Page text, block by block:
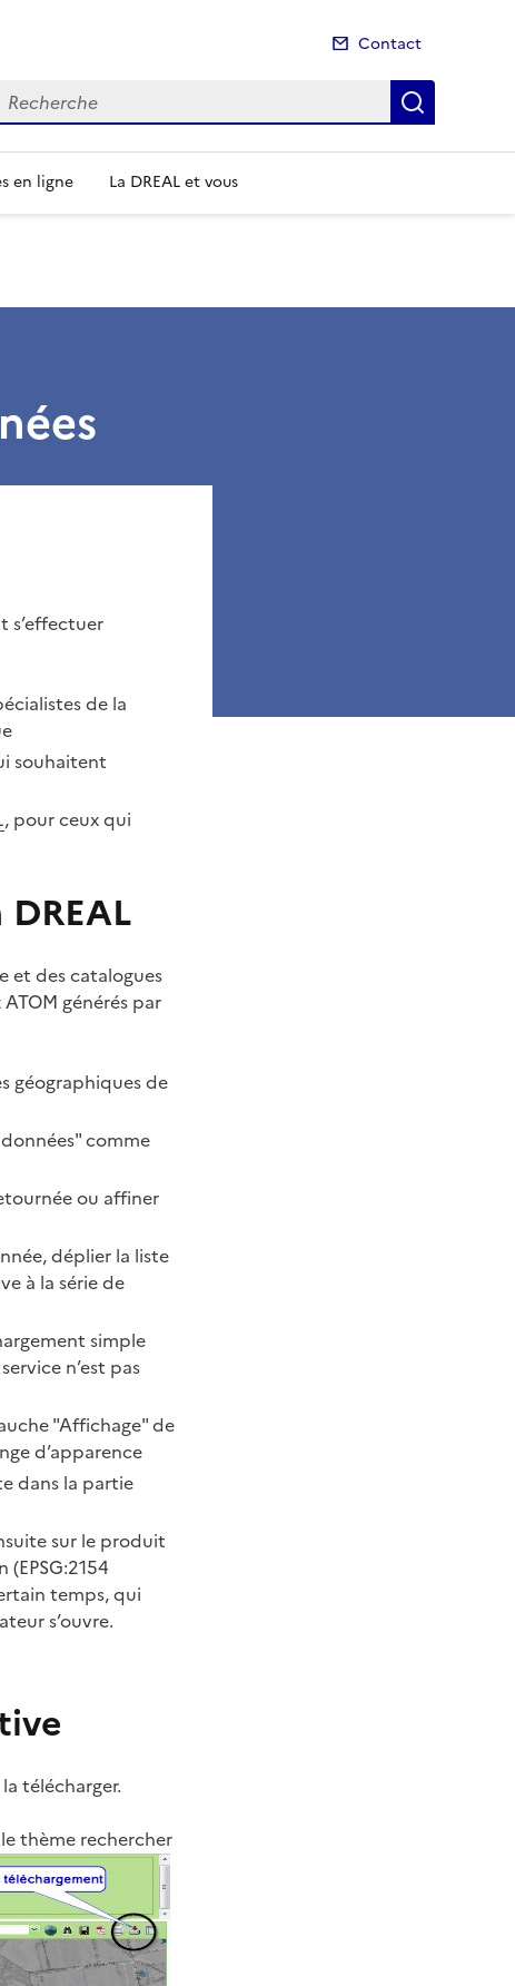
Contact
Recherche
en ligne La DREAL et vous
s’effectuer
de la
souhaitent
, pour ceux qui
et des catalogues
générés par
géographiques de
comme
ou affiner
déplier la liste
à la série de
simple
n’est pas
"Affichage" de
d’apparence
dans la partie
sur le produit
temps, qui
s’ouvre.
télécharger.
thème rechercher